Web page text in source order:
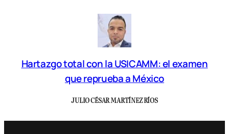
Hartazgo total con la USICAMM: el examen
que reprueba a México
JULIO CÉSAR MARTÍNEZ RÍOS